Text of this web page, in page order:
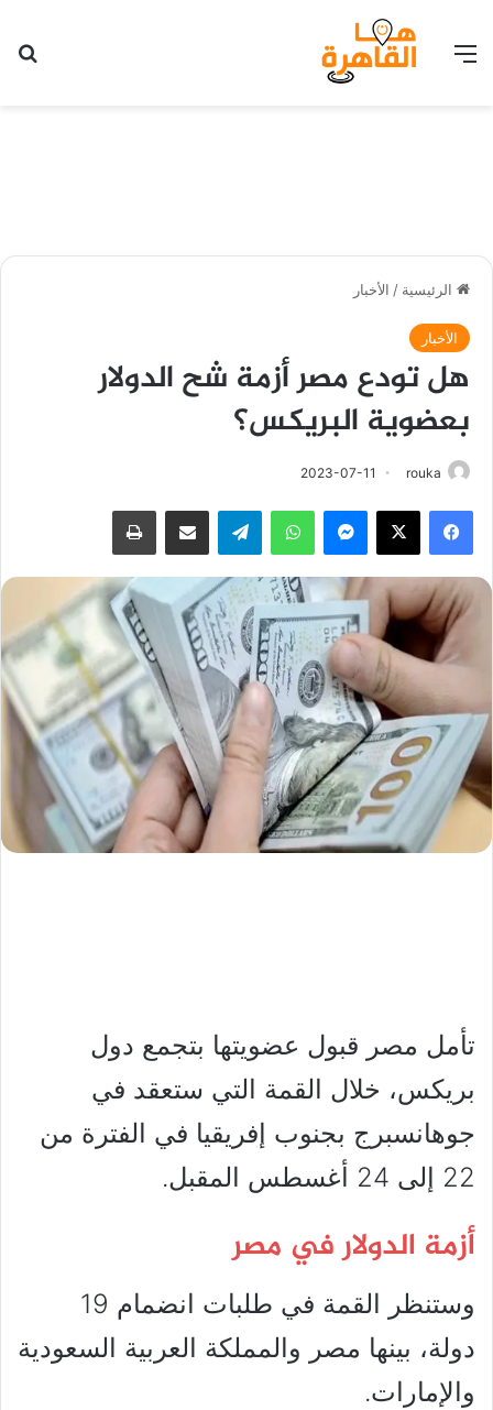
القائمة
الرئيسية / الأخبار
الأخبار
هل تودع مصر أزمة شح الدولار
بعضوية البريكس؟
rouka
2023-07-11
فيسبوك ‫X ماسنجر واتساب تيلقرام مشاركة عبر البريد طباعة
تأمل مصر قبول عضويتها بتجمع دول
بريكس، خلال القمة التي ستعقد في
جوهانسبرج بجنوب إفريقيا في الفترة من
22 إلى 24 أغسطس المقبل.
أزمة الدولار في مصر
وستنظر القمة في طلبات انضمام 19
دولة، بينها مصر والمملكة العربية السعودية
والإمارات.